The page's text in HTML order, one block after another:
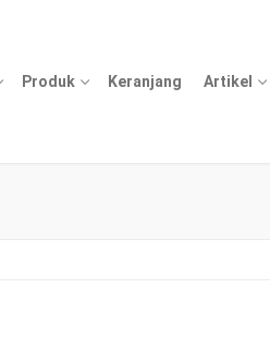
Produk Keranjang Artikel